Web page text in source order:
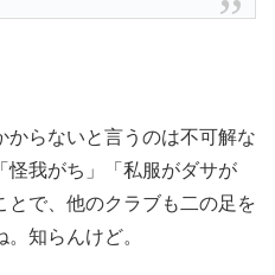
からないと言うのは不可解な
怪我がち」「私服がダサが
とで、他のクラブも二の足を
知らんけど。